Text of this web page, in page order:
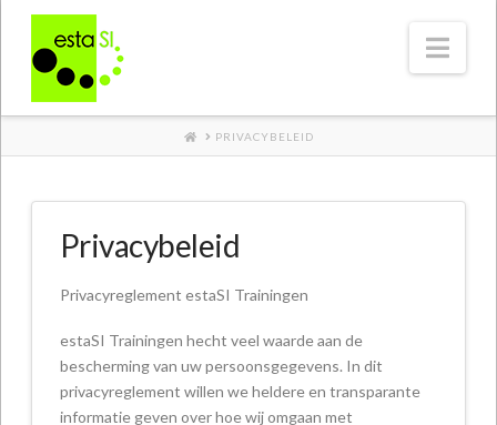
HOMEPRIVACYBELEID
Privacybeleid
Privacyreglement estaSI Trainingen
estaSI Trainingen hecht veel waarde aan de
bescherming van uw persoonsgegevens. In dit
privacyreglement willen we heldere en transparante
informatie geven over hoe wij omgaan met